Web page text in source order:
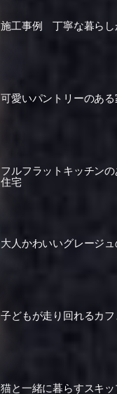
施工事例 丁寧な暮らし
可愛いパントリーのあ
フルフラットキッチン
住宅
大人かわいいグレージ
子どもが走り回れるカ
猫と一緒に暮らすスキッ